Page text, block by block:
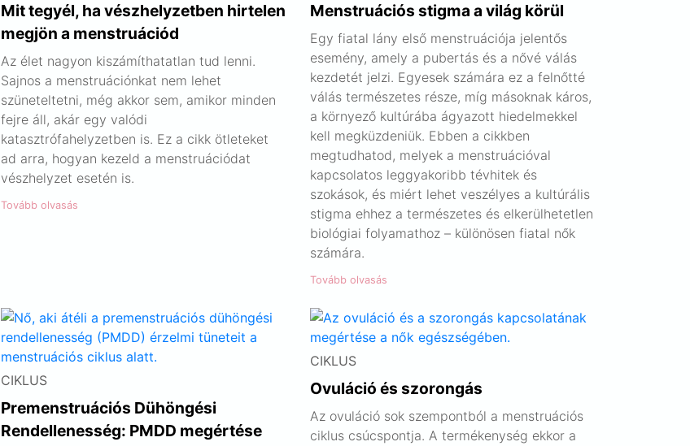
Mit tegyél, ha vészhelyzetben hirtelen
megjön a menstruációd
Az élet nagyon kiszámíthatatlan tud lenni.
Sajnos a menstruációnkat nem lehet
szüneteltetni, még akkor sem, amikor minden
fejre áll, akár egy valódi
katasztrófahelyzetben is. Ez a cikk ötleteket
ad arra, hogyan kezeld a menstruációdat
vészhelyzet esetén is.
Tovább olvasás
Menstruációs stigma a világ körül
Egy fiatal lány első menstruációja jelentős
esemény, amely a pubertás és a nővé válás
kezdetét jelzi. Egyesek számára ez a felnőtté
válás természetes része, míg másoknak káros,
a környező kultúrába ágyazott hiedelmekkel
kell megküzdeniük. Ebben a cikkben
megtudhatod, melyek a menstruációval
kapcsolatos leggyakoribb tévhitek és
szokások, és miért lehet veszélyes a kultúrális
stigma ehhez a természetes és elkerülhetetlen
biológiai folyamathoz – különösen fiatal nők
számára.
Tovább olvasás
CIKLUS
Premenstruációs Dühöngési
Rendellenesség: PMDD megértése
CIKLUS
Ovuláció és szorongás
Az ovuláció sok szempontból a menstruációs
ciklus csúcspontja. A termékenység ekkor a